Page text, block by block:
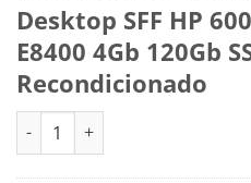
Desktop SFF HP
E8400 4Gb 120Gb
Recondicionado
Quantidade de Desktop SFF